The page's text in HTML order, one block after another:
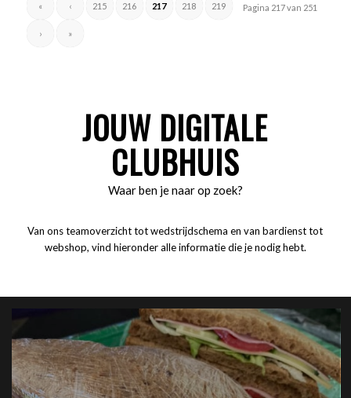
Pagina 217 van 251
« ‹ 215 216 217 218 219
› »
JOUW DIGITALE
CLUBHUIS
Waar ben je naar op zoek?
Van ons teamoverzicht tot wedstrijdschema en van bardienst tot
webshop, vind hieronder alle informatie die je nodig hebt.